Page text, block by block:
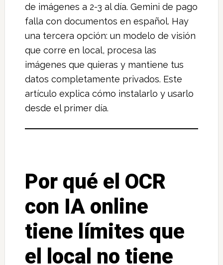
de imágenes a 2-3 al día. Gemini de pago
falla con documentos en español. Hay
una tercera opción: un modelo de visión
que corre en local, procesa las
imágenes que quieras y mantiene tus
datos completamente privados. Este
artículo explica cómo instalarlo y usarlo
desde el primer día.
Por qué el OCR
con IA online
tiene límites que
el local no tiene